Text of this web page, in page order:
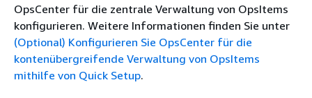
OpsCenter für die zentrale Verwaltung von OpsItems
konfigurieren. Weitere Informationen finden Sie unter
(Optional) Konfigurieren Sie OpsCenter für die
kontenübergreifende Verwaltung von OpsItems
mithilfe von Quick Setup.